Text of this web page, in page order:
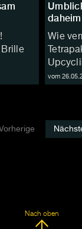
Brille
daheim
Wie
vom
Nach oben